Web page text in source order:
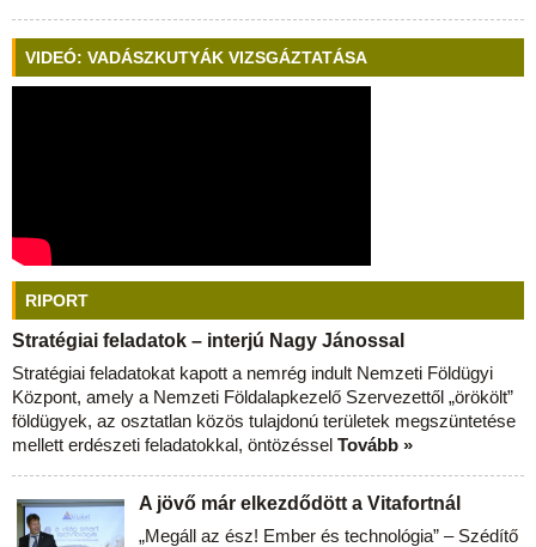
VIDEÓ: VADÁSZKUTYÁK VIZSGÁZTATÁSA
RIPORT
Stratégiai feladatok – interjú Nagy Jánossal
Stratégiai feladatokat kapott a nemrég indult Nemzeti Földügyi
Központ, amely a Nemzeti Földalapkezelő Szervezettől „örökölt”
földügyek, az osztatlan közös tulajdonú területek megszüntetése
mellett erdészeti feladatokkal, öntözéssel Tovább »
A jövő már elkezdődött a Vitafortnál
„Megáll az ész! Ember és technológia” – Szédítő